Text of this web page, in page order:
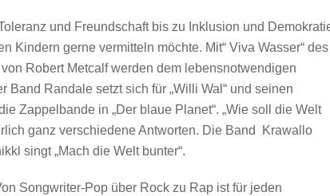
und Freundschaft bis zu Inklusion und
Kindern gerne vermitteln möchte. Mit“ Viva Wasser“ des
Robert Metcalf werden dem lebensnotwendigen
Randale setzt sich für „Willi Wal“ und seinen
Zappelbande in „Der blaue Planet“. „Wie soll die Welt
ganz verschiedene Antworten. Die Band Krawallo
singt „Mach die Welt bunter“.
Songwriter-Pop über Rock zu Rap ist für jeden